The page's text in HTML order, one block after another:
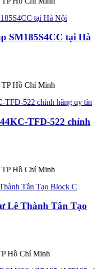
SM185S4CC tại Hà
TP Hồ Chí Minh
TFD-522 chính
TP Hồ Chí Minh
Lê Thành Tân Tạo
Hồ Chí Minh